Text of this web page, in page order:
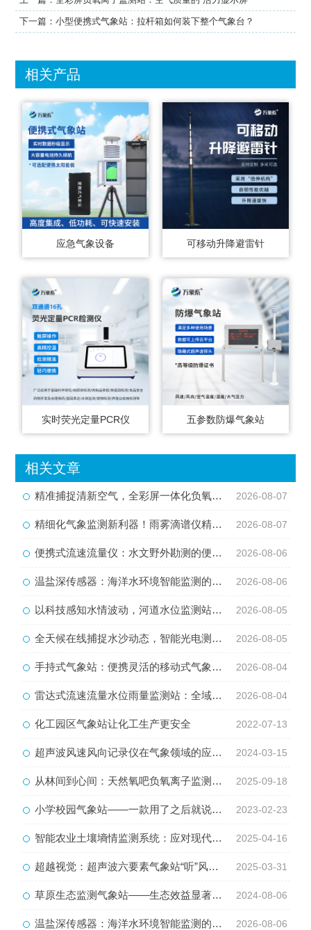
下一篇： 小型便携式气象站：拉杆箱如何装下整个气象台？
相关产品
应急气象设备 可移动升降避雷针
实时荧光定量PCR仪 五参数防爆气象站
相关文章
精准捕捉清新空气，全彩屏一体化负氧离子监测站量化生态优势 2026-08-07
精细化气象监测新利器！雨雾滴谱仪精准识别各类雨雪雾天气 2026-08-07
便携式流速流量仪：水文野外勘测的便携智能检测利器 2026-08-06
温盐深传感器：海洋水环境智能监测的核心感知设备 2026-08-06
以科技感知水情波动，河道水位监测站守护流域河道安全 2026-08-05
全天候在线捕捉水沙动态，智能光电测沙仪守护水域水沙安全 2026-08-05
手持式气象站：便携灵活的移动式气象监测智能设备 2026-08-04
雷达式流速流量水位雨量监测站：全域水文智慧监测一体化设备 2026-08-04
化工园区气象站让化工生产更安全 2022-07-13
超声波风速风向记录仪在气象领域的应用最为广泛 2024-03-15
从林间到心间：天然氧吧负氧离子监测设备 2025-09-18
小学校园气象站——一款用了之后就说好的中小学校园科普气象站2023已更新 2023-02-23
智能农业土壤墒情监测系统：应对现代农业病虫害优选工具 2025-04-16
超越视觉：超声波六要素气象站“听”风观雨新境界 2025-03-31
草原生态监测气象站——生态效益显著，助力可持续发展 2024-08-06
温盐深传感器：海洋水环境智能监测的核心感知设备 2026-08-06